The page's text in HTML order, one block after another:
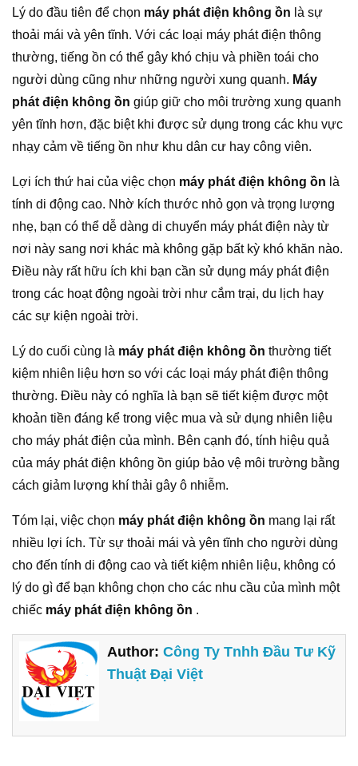
Lý do đầu tiên để chọn máy phát điện không ồn là sự
thoải mái và yên tĩnh. Với các loại máy phát điện thông
thường, tiếng ồn có thể gây khó chịu và phiền toái cho
người dùng cũng như những người xung quanh. Máy
phát điện không ồn giúp giữ cho môi trường xung quanh
yên tĩnh hơn, đặc biệt khi được sử dụng trong các khu vực
nhạy cảm về tiếng ồn như khu dân cư hay công viên.
Lợi ích thứ hai của việc chọn máy phát điện không ồn là
tính di động cao. Nhờ kích thước nhỏ gọn và trọng lượng
nhẹ, bạn có thể dễ dàng di chuyển máy phát điện này từ
nơi này sang nơi khác mà không gặp bất kỳ khó khăn nào.
Điều này rất hữu ích khi bạn cần sử dụng máy phát điện
trong các hoạt động ngoài trời như cắm trại, du lịch hay
các sự kiện ngoài trời.
Lý do cuối cùng là máy phát điện không ồn thường tiết
kiệm nhiên liệu hơn so với các loại máy phát điện thông
thường. Điều này có nghĩa là bạn sẽ tiết kiệm được một
khoản tiền đáng kể trong việc mua và sử dụng nhiên liệu
cho máy phát điện của mình. Bên cạnh đó, tính hiệu quả
của máy phát điện không ồn giúp bảo vệ môi trường bằng
cách giảm lượng khí thải gây ô nhiễm.
Tóm lại, việc chọn máy phát điện không ồn mang lại rất
nhiều lợi ích. Từ sự thoải mái và yên tĩnh cho người dùng
cho đến tính di động cao và tiết kiệm nhiên liệu, không có
lý do gì để bạn không chọn cho các nhu cầu của mình một
chiếc máy phát điện không ồn .
Author:Công Ty Tnhh Đầu Tư Kỹ
Thuật Đại Việt